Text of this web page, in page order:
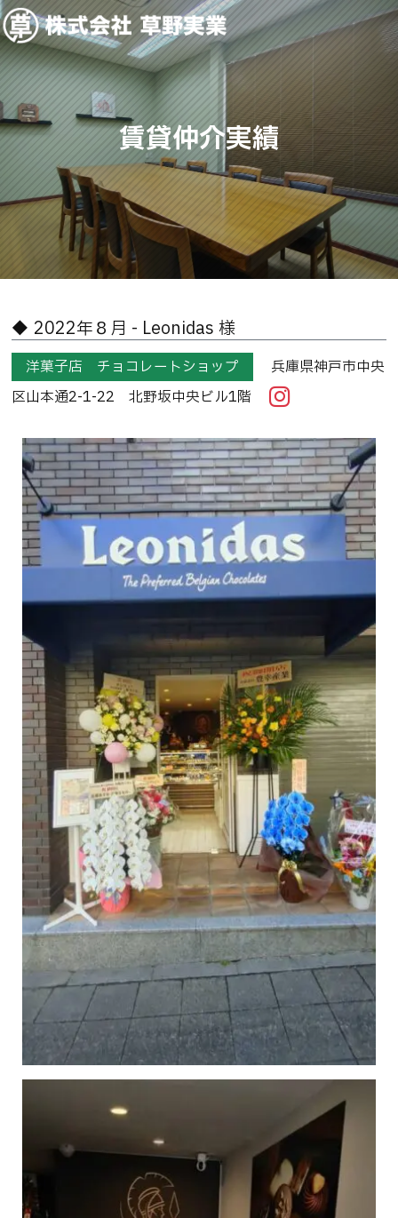
賃貸仲介実績
2022年８月 - Leonidas 様
洋菓子店 チョコレートショップ
兵庫県神戸市中央
区山本通2-1-22 北野坂中央ビル1階